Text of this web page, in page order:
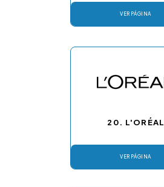
VER PÁGINA
VER PÁGINA
20. L'ORÉAL